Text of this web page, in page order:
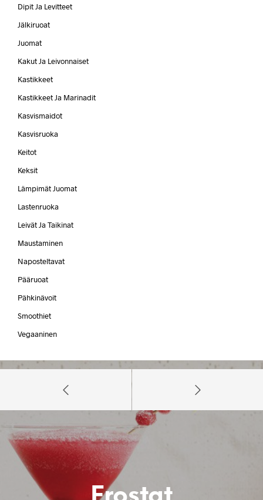
Dipit Ja Levitteet
Jälkiruoat
Juomat
Kakut Ja Leivonnaiset
Kastikkeet
Kastikkeet Ja Marinadit
Kasvismaidot
Kasvisruoka
Keitot
Keksit
Lämpimät Juomat
Lastenruoka
Leivät Ja Taikinat
Maustaminen
Naposteltavat
Pääruoat
Pähkinävoit
Smoothiet
Vegaaninen